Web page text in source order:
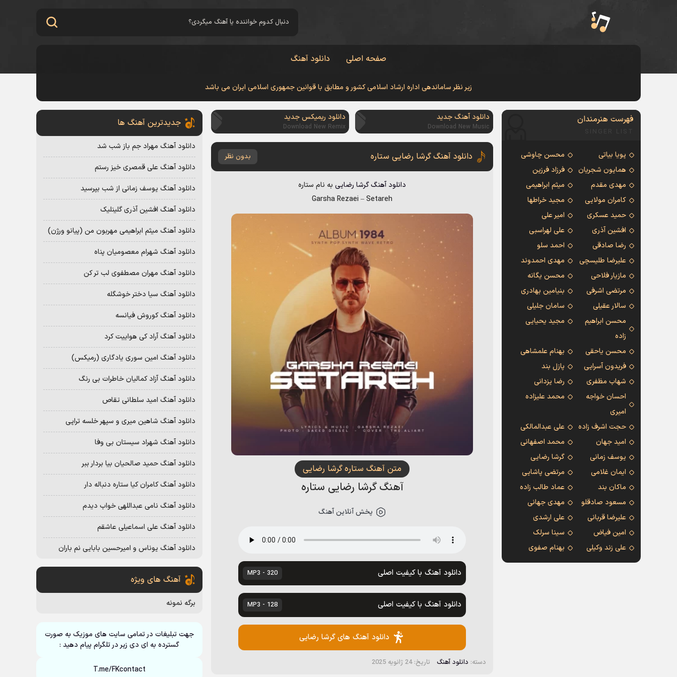
صفحه اصلی دانلود آهنگ
زیر نظر ساماندهی اداره ارشاد اسلامی کشور و مطابق با قوانین جمهوری اسلامی ایران می باشد
دانلود آهنگ جدید
Download New Music
دانلود ریمیکس جدید
Download New Remix
دانلود آهنگ گرشا رضایی ستاره بدون نظر
دانلود آهنگگرشا رضایی به نام ستاره
Garsha Rezaei–Setareh
متن آهنگ ستاره گرشا رضایی
آهنگ گرشا رضایی ستاره
پخش آنلاین آهنگ
دانلود آهنگ با کیفیت اصلی 320 - MP3
دانلود آهنگ با کیفیت اصلی 128 - MP3
دانلود آهنگ های گرشا رضایی
دسته: دانلود آهنگ تاریخ: 24 ژانویه 2025
فهرست هنرمندان
پویا بیاتی
محسن چاوشی
همایون شجریان
فرزاد فرزین
مهدی مقدم
میثم ابراهیمی
کامران مولایی
مجید خراطها
حمید عسکری
امیر علی
افشین آذری
علی لهراسبی
رضا صادقی
احمد سلو
علیرضا طلیسچی
مهدی احمدوند
مازیار فلاحی
محسن یگانه
مرتضی اشرفی
بنیامین بهادری
سالار عقیلی
سامان جلیلی
محسن ابراهیم
زاده
مجید یحیایی
محسن یاحقی
بهنام علمشاهی
فریدون آسرایی
پازل بند
شهاب مظفری
رضا یزدانی
احسان خواجه
امیری
محمد علیزاده
حجت اشرف زاده
علی عبدالمالکی
امید جهان
محمد اصفهانی
یوسف زمانی
گرشا رضایی
ایمان غلامی
مرتضی پاشایی
ماکان بند
عماد طالب زاده
مسعود صادقلو
مهدی جهانی
علیرضا قربانی
علی ارشدی
امین فیاض
سینا سرلک
علی زند وکیلی
بهنام صفوی
جدیدترین آهنگ ها
دانلود آهنگ مهراد جم باز شب شد
دانلود آهنگ علی قمصری خیز رستم
دانلود آهنگ یوسف زمانی از شب بپرسید
دانلود آهنگ افشین آذری گلینلیک
دانلود آهنگ میثم ابراهیمی مهربون من (پیانو ورژن)
دانلود آهنگ شهرام معصومیان پناه
دانلود آهنگ مهران مصطفوی لب تر کن
دانلود آهنگ سیا دختر خوشگله
دانلود آهنگ کوروش فیانسه
دانلود آهنگ آراد کی هواییت کرد
دانلود آهنگ امین سوری یادگاری (رمیکس)
دانلود آهنگ آزاد کمالیان خاطرات بی رنگ
دانلود آهنگ امید سلطانی تقاص
دانلود آهنگ شاهین میری و سپهر خلسه تراپی
دانلود آهنگ شهراد سیستان بی وفا
دانلود آهنگ حمید صالحیان بیا بردار ببر
دانلود آهنگ کامران کیا ستاره دنباله دار
دانلود آهنگ نامی عبداللهی خواب دیدم
دانلود آهنگ علی اسماعیلی عاشقم
دانلود آهنگ یوناس و امیرحسین بابایی نم باران
آهنگ های ویژه
برگه نمونه
جهت تبلیغات در تمامی سایت های موزیک به صورت
گسترده به ای دی زیر در تلگرام پیام دهید :
T.me/FKcontact